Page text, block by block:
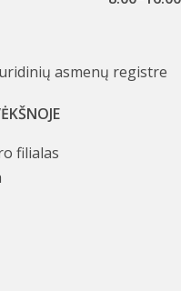
asmenų registre
filialas